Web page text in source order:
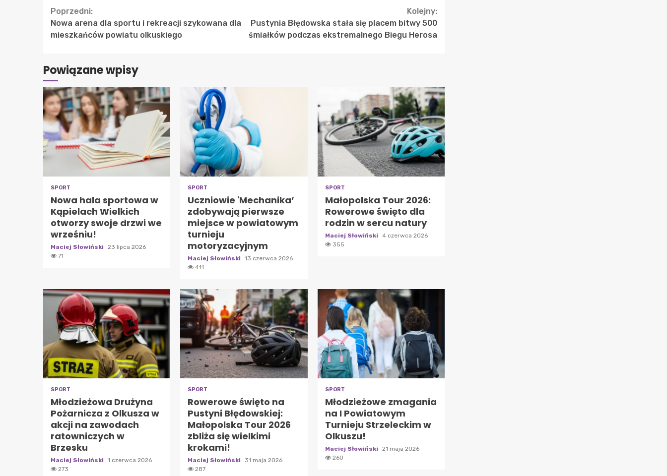
Continue
Reading
Poprzedni:
Nowa arena dla sportu i rekreacji szykowana dla
mieszkańców powiatu olkuskiego
Kolejny:
Pustynia Błędowska stała się placem bitwy 500
śmiałków podczas ekstremalnego Biegu Herosa
Powiązane wpisy
SPORT
Nowa hala sportowa w
Kąpielach Wielkich
otworzy swoje drzwi we
wrześniu!
Maciej Słowiński
23 lipca 2026
71
SPORT
Uczniowie 'Mechanika’
zdobywają pierwsze
miejsce w powiatowym
turnieju
motoryzacyjnym
Maciej Słowiński
13 czerwca 2026
411
SPORT
Małopolska Tour 2026:
Rowerowe święto dla
rodzin w sercu natury
Maciej Słowiński
4 czerwca 2026
355
SPORT
Młodzieżowa Drużyna
Pożarnicza z Olkusza w
akcji na zawodach
ratowniczych w
Brzesku
Maciej Słowiński
1 czerwca 2026
273
SPORT
Rowerowe święto na
Pustyni Błędowskiej:
Małopolska Tour 2026
zbliża się wielkimi
krokami!
Maciej Słowiński
31 maja 2026
287
SPORT
Młodzieżowe zmagania
na I Powiatowym
Turnieju Strzeleckim w
Olkuszu!
Maciej Słowiński
21 maja 2026
260